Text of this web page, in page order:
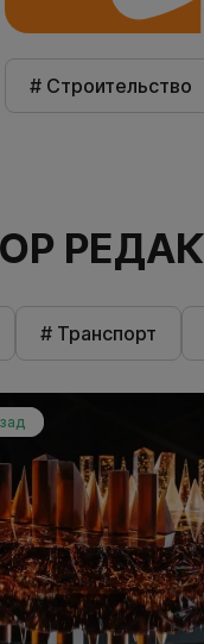
# Строительство
# Транспорт